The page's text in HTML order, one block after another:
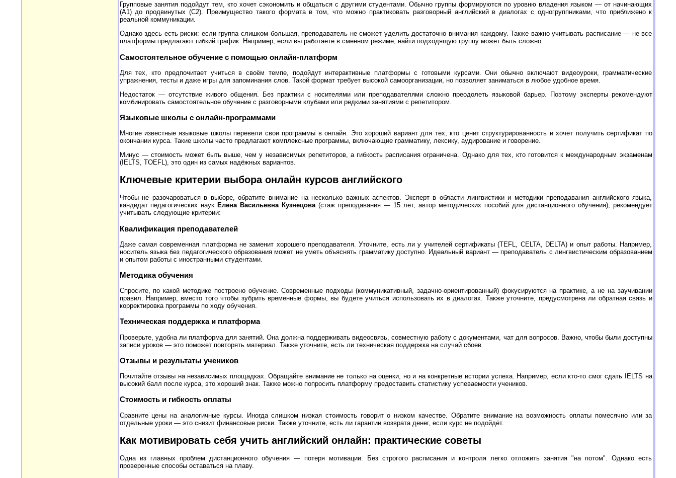
Групповые занятия подойдут тем, кто хочет сэкономить и общаться с другими студентами. Обычно группы формируются по уровню владения языком — от начинающих
(A1) до продвинутых (C2). Преимущество такого формата в том, что можно практиковать разговорный английский в диалогах с одногруппниками, что приближено к
реальной коммуникации.
Однако здесь есть риски: если группа слишком большая, преподаватель не сможет уделить достаточно внимания каждому. Также важно учитывать расписание — не все
платформы предлагают гибкий график. Например, если вы работаете в сменном режиме, найти подходящую группу может быть сложно.
Самостоятельное обучение с помощью онлайн-платформ
Для тех, кто предпочитает учиться в своём темпе, подойдут интерактивные платформы с готовыми курсами. Они обычно включают видеоуроки, грамматические
упражнения, тесты и даже игры для запоминания слов. Такой формат требует высокой самоорганизации, но позволяет заниматься в любое удобное время.
Недостаток — отсутствие живого общения. Без практики с носителями или преподавателями сложно преодолеть языковой барьер. Поэтому эксперты рекомендуют
комбинировать самостоятельное обучение с разговорными клубами или редкими занятиями с репетитором.
Языковые школы с онлайн-программами
Многие известные языковые школы перевели свои программы в онлайн. Это хороший вариант для тех, кто ценит структурированность и хочет получить сертификат по
окончании курса. Такие школы часто предлагают комплексные программы, включающие грамматику, лексику, аудирование и говорение.
Минус — стоимость может быть выше, чем у независимых репетиторов, а гибкость расписания ограничена. Однако для тех, кто готовится к международным экзаменам
(IELTS, TOEFL), это один из самых надёжных вариантов.
Ключевые критерии выбора онлайн курсов английского
Чтобы не разочароваться в выборе, обратите внимание на несколько важных аспектов. Эксперт в области лингвистики и методики преподавания английского языка,
кандидат педагогических наук Елена Васильевна Кузнецова(стаж преподавания — 15 лет, автор методических пособий для дистанционного обучения), рекомендует
учитывать следующие критерии:
Квалификация преподавателей
Даже самая современная платформа не заменит хорошего преподавателя. Уточните, есть ли у учителей сертификаты (TEFL, CELTA, DELTA) и опыт работы. Например,
носитель языка без педагогического образования может не уметь объяснять грамматику доступно. Идеальный вариант — преподаватель с лингвистическим образованием
и опытом работы с иностранными студентами.
Методика обучения
Спросите, по какой методике построено обучение. Современные подходы (коммуникативный, задачно-ориентированный) фокусируются на практике, а не на заучивании
правил. Например, вместо того чтобы зубрить временные формы, вы будете учиться использовать их в диалогах. Также уточните, предусмотрена ли обратная связь и
корректировка программы по ходу обучения.
Техническая поддержка и платформа
Проверьте, удобна ли платформа для занятий. Она должна поддерживать видеосвязь, совместную работу с документами, чат для вопросов. Важно, чтобы были доступны
записи уроков — это поможет повторять материал. Также уточните, есть ли техническая поддержка на случай сбоев.
Отзывы и результаты учеников
Почитайте отзывы на независимых площадках. Обращайте внимание не только на оценки, но и на конкретные истории успеха. Например, если кто-то смог сдать IELTS на
высокий балл после курса, это хороший знак. Также можно попросить платформу предоставить статистику успеваемости учеников.
Стоимость и гибкость оплаты
Сравните цены на аналогичные курсы. Иногда слишком низкая стоимость говорит о низком качестве. Обратите внимание на возможность оплаты помесячно или за
отдельные уроки — это снизит финансовые риски. Также уточните, есть ли гарантии возврата денег, если курс не подойдёт.
Как мотивировать себя учить английский онлайн: практические советы
Одна из главных проблем дистанционного обучения — потеря мотивации. Без строгого расписания и контроля легко отложить занятия "на потом". Однако есть
проверенные способы оставаться на плаву.